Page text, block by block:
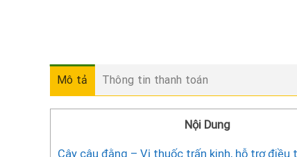
Mô tả Thông tin thanh toán
Nội Dung
Cây câu đằng – Vị thuốc trấn kinh, hỗ trợ điều